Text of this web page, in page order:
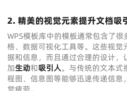
2. 精美的视觉元素提升文档吸
WPS模板库中的模板通常包含了很
格、数据可视化工具等。这些视觉
据和信息，而且通过合理的设计，
加生动和吸引人。与传统的文本式
程图、信息图等能够迅速传递信息